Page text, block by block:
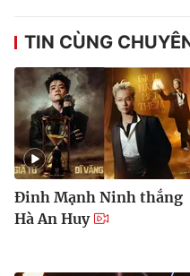
TIN CÙNG
Đinh Mạnh Ninh thắng
Hà An Huy